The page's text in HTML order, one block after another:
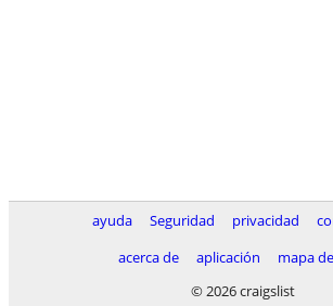
ayuda Seguridad privacidad
acerca de
aplicación
mapa
© 2026 craigslist